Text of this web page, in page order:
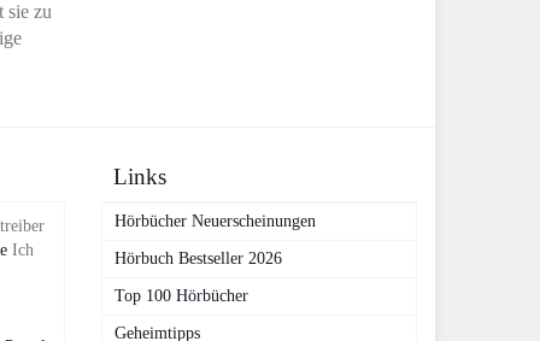
sie zu
Ich
Links
Hörbücher Neuerscheinungen
Hörbuch Bestseller 2026
Top 100 Hörbücher
Geheimtipps